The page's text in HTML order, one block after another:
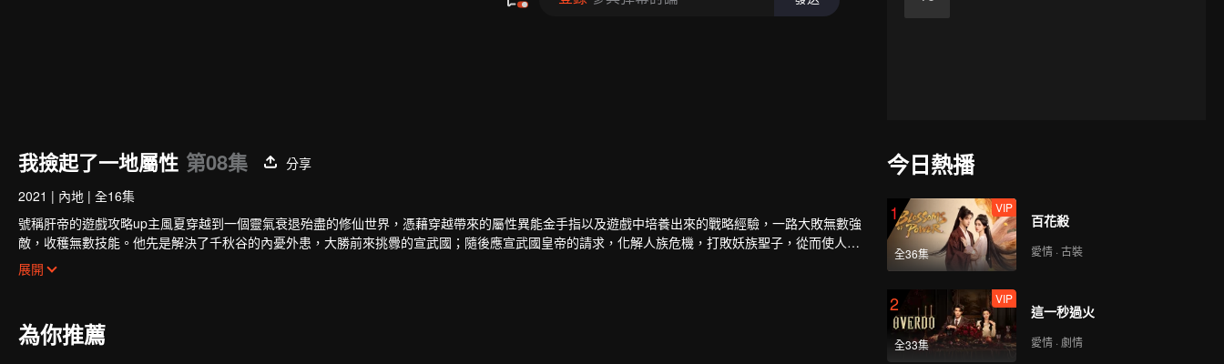
我撿起了一地屬性 第08集
分享
2021 | 內地 | 全16集
號稱肝帝的遊戲攻略up主風夏穿越到一個靈氣衰退殆盡的修仙世界，憑藉穿越帶來的屬性異能金手指以及遊戲中培養出來的戰略經驗，一路大敗無數強
敵，收穫無數技能。他先是解決了千秋谷的內憂外患，大勝前來挑釁的宣武國；隨後應宣武國皇帝的請求，化解人族危機，打敗妖族聖子，從而使人族
免於妖族的迫害，並復甦了玄元世界的天地靈氣；玄元世界靈氣復甦後，界外勢力將玄元世界視為一塊肥肉，開始搶奪。為保此界安寧，風夏與塵海老
祖攜手弒神，守護住了世界和平；但塵海老祖卻因此不幸身逝，為找到使塵海老祖復生的辦法，風夏最終踏上了成神之路。
展開
為你推薦
今日熱播
1
全36集
VIP
百花殺
愛情 · 古裝
2
全33集
VIP
這一秒過火
愛情 · 劇情